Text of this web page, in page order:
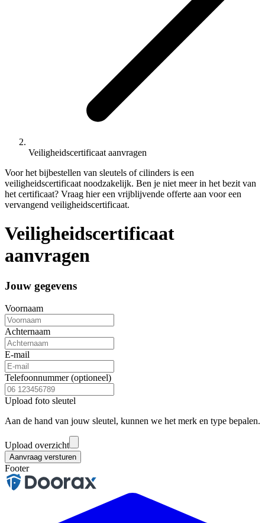
Veiligheidscertificaat aanvragen
Voor het bijbestellen van sleutels of cilinders is een
veiligheidscertificaat noodzakelijk. Ben je niet meer in het bezit van
het certificaat? Vraag hier een vrijblijvende offerte aan voor een
vervangend veiligheidscertificaat.
Veiligheidscertificaat
aanvragen
Jouw gegevens
Voornaam
Achternaam
E-mail
Telefoonnummer(optioneel)
Upload foto sleutel
Aan de hand van jouw sleutel, kunnen we het merk en type bepalen.
Upload overzicht
Aanvraag versturen
Footer